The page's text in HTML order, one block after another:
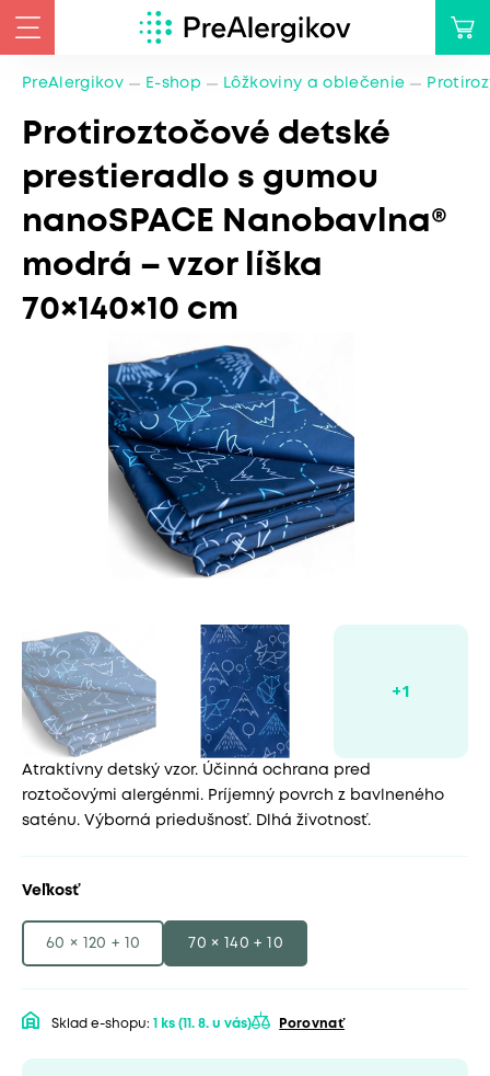
PreAlergikov E-shop Lôžkoviny a oblečenie
Protiroztočové detské
prestieradlo s gumou
nanoSPACE Nanobavlna®
modrá – vzor líška
70×140×10 cm
Atraktívny detský vzor. Účinná ochrana pred
roztočovými alergénmi. Príjemný povrch z bavlneného
saténu. Výborná priedušnosť. Dlhá životnosť.
Veľkosť
60 × 120 + 10 70 × 140 + 10
Sklad e-shopu: 1 ks (11. 8. u vás) Porovnať